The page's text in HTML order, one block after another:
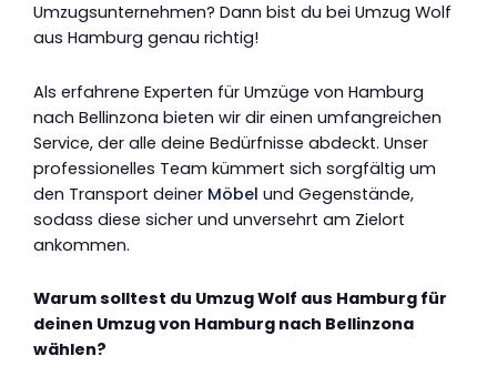
Umzugsunternehmen? Dann bist du bei Umzug Wolf
aus Hamburg genau richtig!
Als erfahrene Experten für Umzüge von Hamburg
nach Bellinzona bieten wir dir einen umfangreichen
Service, der alle deine Bedürfnisse abdeckt. Unser
professionelles Team kümmert sich sorgfältig um
den Transport deiner Möbel und Gegenstände,
sodass diese sicher und unversehrt am Zielort
ankommen.
Warum solltest du Umzug Wolf aus Hamburg für
deinen Umzug von Hamburg nach Bellinzona
wählen?